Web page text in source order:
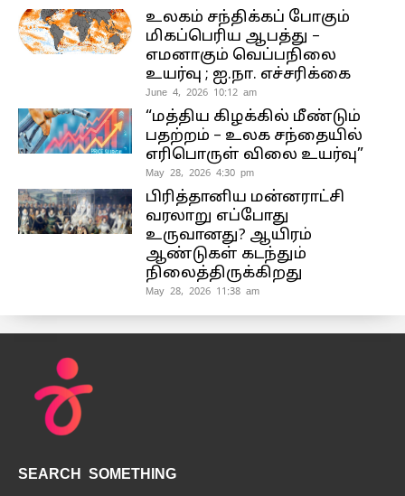
உலகம் சந்திக்கப் போகும்
மிகப்பெரிய ஆபத்து –
எமனாகும் வெப்பநிலை
உயர்வு ; ஐ.நா. எச்சரிக்கை
June 4, 2026 10:12 am
“மத்திய கிழக்கில் மீண்டும்
பதற்றம் – உலக சந்தையில்
எரிபொருள் விலை உயர்வு”
May 28, 2026 4:30 pm
பிரித்தானிய மன்னராட்சி
வரலாறு எப்போது
உருவானது? ஆயிரம்
ஆண்டுகள் கடந்தும்
நிலைத்திருக்கிறது
May 28, 2026 11:38 am
SEARCH SOMETHING